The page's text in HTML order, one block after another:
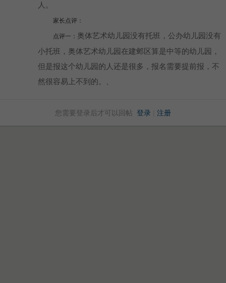
人。
家长点评：
点评一： 奥体艺术幼儿园没有托班，公办幼儿园没有
小托班，奥体艺术幼儿园在建邺区算是中等的幼儿园，
但是报这个幼儿园的人还是很多，报名需要提前报，不
然很容易上不到的。、
您需要登录后才可以回帖 登录 注册